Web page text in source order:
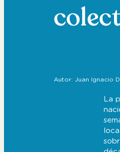
Autor: Juan Ignacio
La